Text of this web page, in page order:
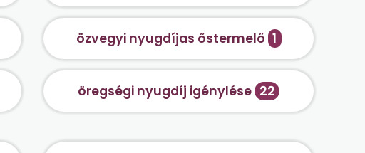
özvegyi nyugdíjas őstermelő 1
öregségi nyugdíj igénylése 22